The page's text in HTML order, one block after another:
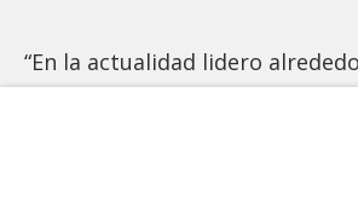
“En la actualidad lidero
mujeres a nivel departamental